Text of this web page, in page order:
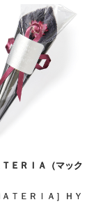
ＥＲＩＡ（マック
ＴＥＲＩＡ］ＨＹ